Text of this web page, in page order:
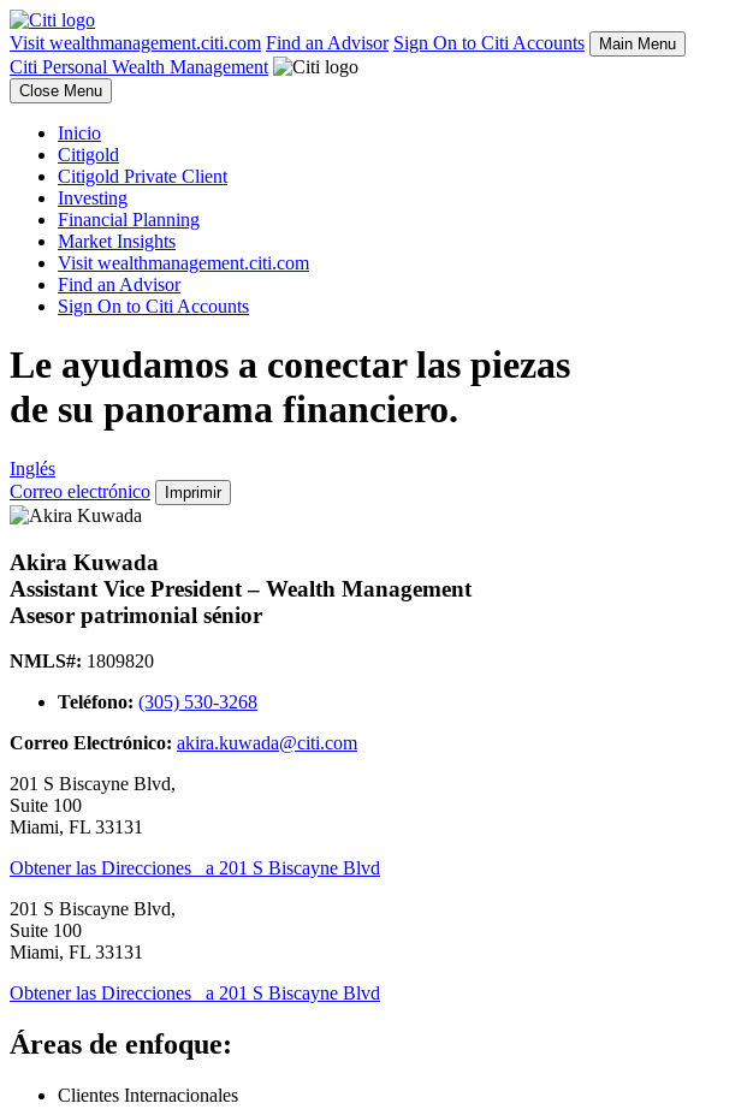
Visit wealthmanagement.citi.com Find an Advisor Sign On to Citi Accounts Main Menu
Citi Personal Wealth Management
Close Menu
Inicio
Citigold
Citigold Private Client
Investing
Financial Planning
Market Insights
Visit wealthmanagement.citi.com
Find an Advisor
Sign On to Citi Accounts
Le ayudamos a conectar las piezas
de su panorama financiero.
Inglés
Correo electrónico Imprimir
Akira Kuwada
Assistant Vice President – Wealth Management
Asesor patrimonial sénior
NMLS#: 1809820
Teléfono: (305) 530-3268
Correo Electrónico: akira.kuwada@citi.com
201 S Biscayne Blvd,
Suite 100
Miami, FL 33131
Obtener las Direcciones
a 201 S Biscayne Blvd
201 S Biscayne Blvd,
Suite 100
Miami, FL 33131
Obtener las Direcciones
a 201 S Biscayne Blvd
Áreas de enfoque:
Clientes Internacionales